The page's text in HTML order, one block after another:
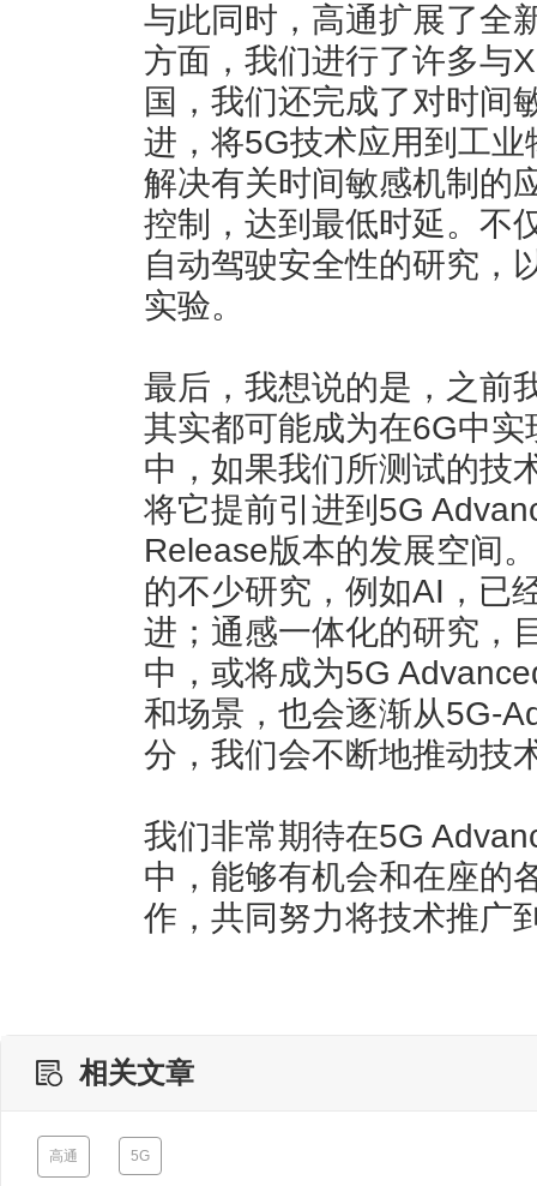
与此同时，高通扩展了全
方面，我们进行了许多与
国，我们还完成了对时间
进，将5G技术应用到工
解决有关时间敏感机制的
控制，达到最低时延。不
自动驾驶安全性的研究，
实验。
最后，我想说的是，之前
其实都可能成为在6G中
中，如果我们所测试的技
将它提前引进到5G
Release版本的发展空间
的不少研究，例如AI，已
进；通感一体化的研究，
中，或将成为5G
和场景，也会逐渐从5G-
分，我们会不断地推动技
我们非常期待在5G
中，能够有机会和在座的
作，共同努力将技术推广
相关文章
高通 5G